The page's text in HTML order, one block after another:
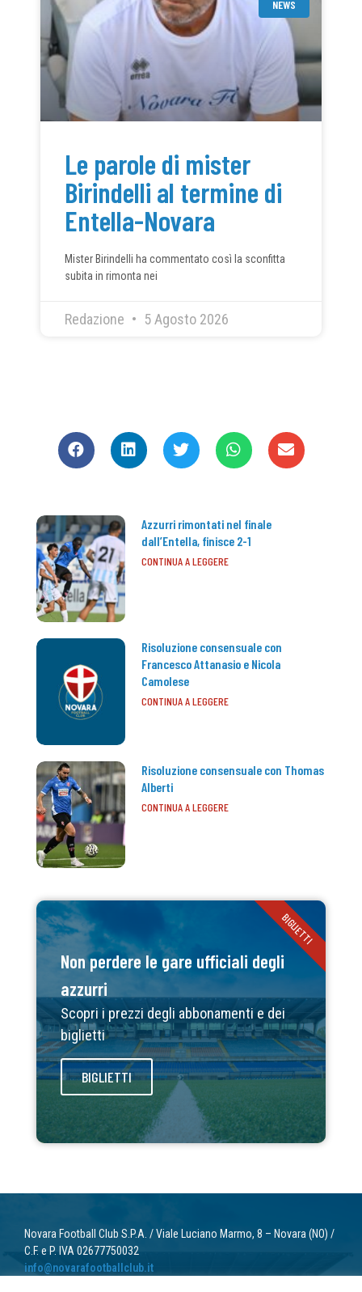
NEWS
Le parole di mister
Birindelli al termine di
Entella-Novara
Mister Birindelli ha commentato così la sconfitta
subita in rimonta nei
Redazione 5 Agosto 2026
Azzurri rimontati nel finale
dall’Entella, finisce 2-1
CONTINUA A LEGGERE
Risoluzione consensuale con
Francesco Attanasio e Nicola
Camolese
CONTINUA A LEGGERE
Risoluzione consensuale con Thomas
Alberti
CONTINUA A LEGGERE
Non perdere le gare ufficiali degli
azzurri
Scopri i prezzi degli abbonamenti e dei
biglietti
BIGLIETTI
BIGLIETTI
Novara Football Club S.P.A. / Viale Luciano Marmo, 8 – Novara (NO) /
C.F. e P. IVA 02677750032
info@novarafootballclub.it